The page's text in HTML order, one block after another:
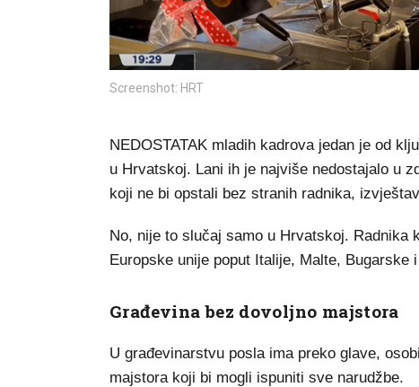
Screenshot: HRT
NEDOSTATAK mladih kadrova jedan je od
u Hrvatskoj. Lani ih je najviše nedostajalo u
koji ne bi opstali bez stranih radnika,
No, nije to slučaj samo u Hrvatskoj. Radnika
Europske unije poput Italije, Malte, Bugarske
Građevina bez dovoljno majstora
U građevinarstvu posla ima preko glave,
majstora koji bi mogli ispuniti sve narudžbe.